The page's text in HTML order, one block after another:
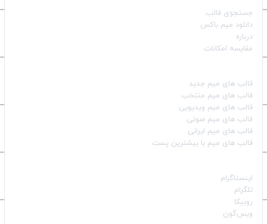
جستجوی قالب
دانلود میم باکس
درباره
مقایسه امکانات
قالب‌ های میم جدید
قالب‌ های میم منتخب
قالب‌ های میم ویدیویی
قالب‌ های میم صوتی
قالب‌ های میم ایرانی
قالب‌ های میم با بیشترین پست
اینستاگرام
تلگرام
روبیکا
ویس‌گون